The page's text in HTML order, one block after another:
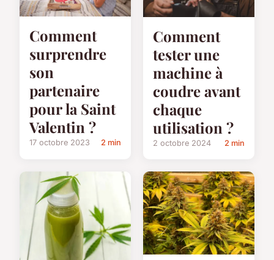
Comment
surprendre
son
partenaire
pour la Saint
Valentin ?
17 octobre 2023 2 min
Comment
tester une
machine à
coudre avant
chaque
utilisation ?
2 octobre 2024 2 min